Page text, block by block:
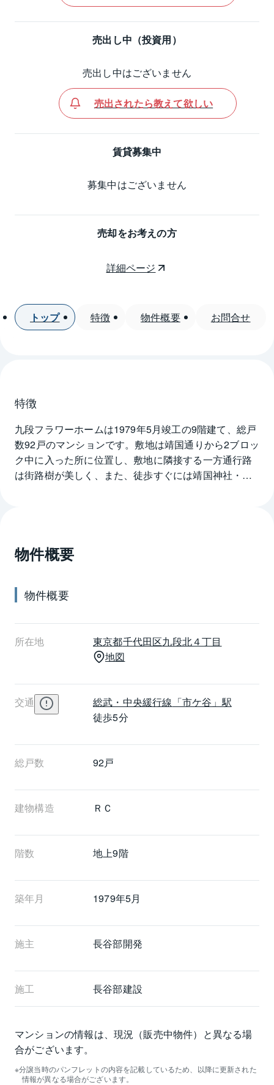
売出し中（投資用）
売出し中はございません
売出されたら教えて欲しい
賃貸募集中
募集中はございません
売却をお考えの方
詳細ページ
トップ 特徴 物件概要 お問合せ
特徴
九段フラワーホームは1979年5月竣工の9階建て、総戸
数92戸のマンションです。敷地は靖国通りから2ブロッ
ク中に入った所に位置し、敷地に隣接する一方通行路
は街路樹が美しく、また、徒歩すぐには靖国神社・北
年数は経っていますが、エントランス内は整然として
清潔感があり、オートロックも設けられ、2004年には
に使用することができます。共用廊下は内廊下、各戸
ワーホームはJR総武・中央緩行線市ヶ谷駅から徒歩5
分、他には都営新宿線・東京メトロ有楽町線も乗り入
れており、通勤・通学のアクセスも便利です。
物件概要
物件概要
所在地 東京都千代田区九段北４丁目
地図
交通 総武・中央緩行線 「市ケ谷」駅
徒歩5分
総戸数 92戸
建物構造 ＲＣ
階数 地上9階
築年月 1979年5月
施主 長谷部開発
施工 長谷部建設
マンションの情報は、現況（販売中物件）と異なる場
合がございます。
分譲当時のパンフレットの内容を記載しているため、以降に更新された
情報が異なる場合がございます。